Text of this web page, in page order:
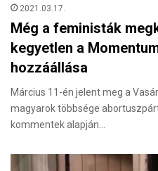
2021.03.17.
Még a feministák
kegyetlen a
hozzáállása
Március 11-én jelent meg a
magyarok többsége
kommentek alapján…